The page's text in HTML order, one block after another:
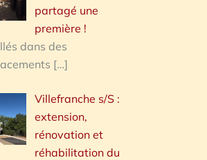
partagé une
première !
dans des
[…]
Villefranche s/S :
extension,
rénovation et
réhabilitation du